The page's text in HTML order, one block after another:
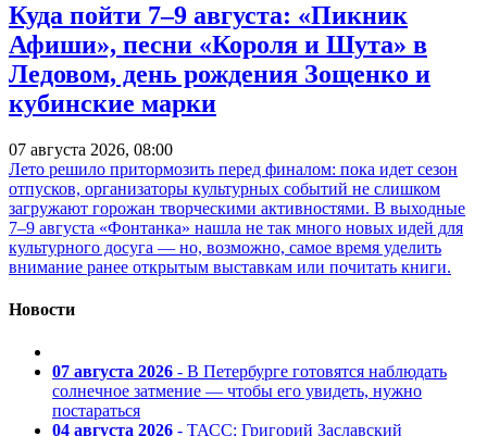
Куда пойти 7–9 августа: «Пикник
Афиши», песни «Короля и Шута» в
Ледовом, день рождения Зощенко и
кубинские марки
07 августа 2026, 08:00
Лето решило притормозить перед финалом: пока идет сезон
отпусков, организаторы культурных событий не слишком
загружают горожан творческими активностями. В выходные
7–9 августа «Фонтанка» нашла не так много новых идей для
культурного досуга — но, возможно, самое время уделить
внимание ранее открытым выставкам или почитать книги.
Новости
07 августа 2026 - В Петербурге готовятся наблюдать
солнечное затмение — чтобы его увидеть, нужно
постараться
04 августа 2026 - ТАСС: Григорий Заславский